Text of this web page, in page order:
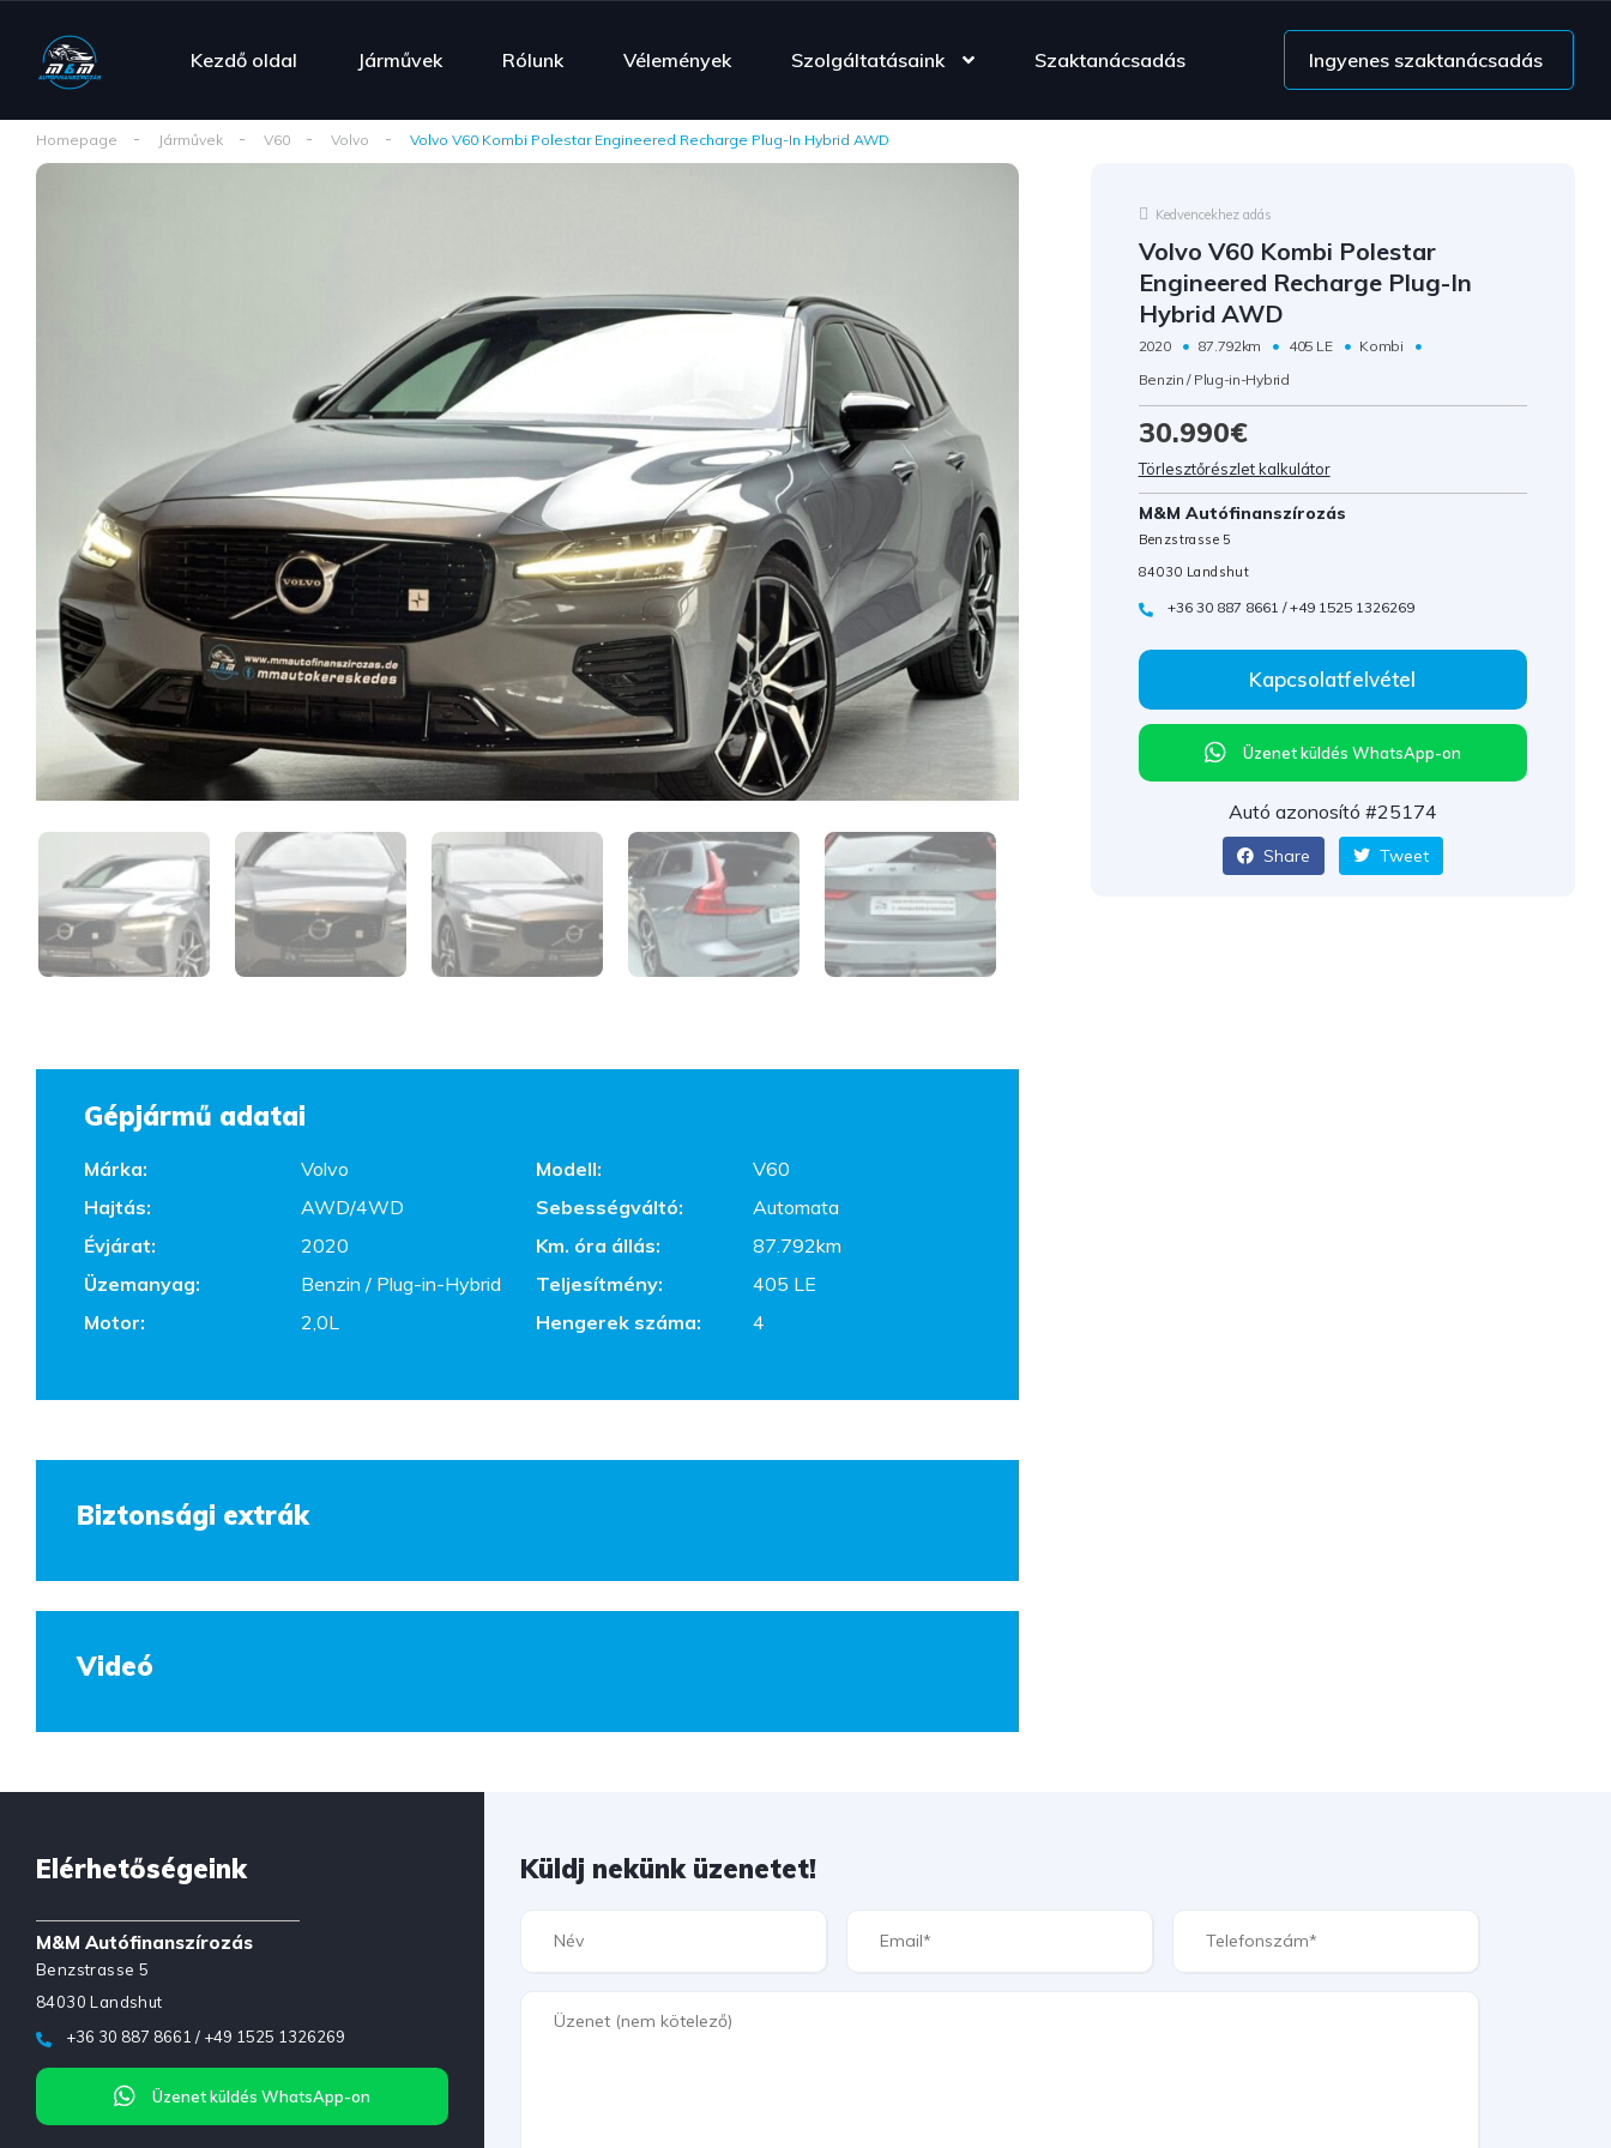
Kezdő oldal Járművek Rólunk Vélemények Szolgáltatásaink Szaktanácsadás Ingyenes szaktanácsadás
Homepage Járművek V60 Volvo Volvo V60 Kombi Polestar Engineered Recharge Plug-In Hybrid AWD
Gépjármű adatai
Márka: Volvo Modell:
V60
Hajtás:
AWD/4WD Sebességváltó:
Automata
Évjárat:
2020 Km. óra állás:
87.792km
Üzemanyag:
Benzin / Plug-in-Hybrid Teljesítmény:
405 LE
Motor:
2,0L Hengerek száma: 4
Biztonsági extrák
Videó
Kedvencekhez adás
Volvo V60 Kombi Polestar
Engineered Recharge Plug-In
Hybrid AWD
2020 87.792km 405 LE
Kombi
Benzin / Plug-in-Hybrid
30.990€
Törlesztőrészlet kalkulátor
M&M Autófinanszírozás
Benzstrasse 5
84030 Landshut
+36 30 887 8661 / +49 1525 1326269
Kapcsolatfelvétel
Üzenet küldés WhatsApp-on
Autó azonosító #25174
Share Tweet
Elérhetőségeink
M&M Autófinanszírozás
Benzstrasse 5
84030 Landshut
+36 30 887 8661 / +49 1525 1326269
Üzenet küldés WhatsApp-on
Küldj nekünk üzenetet!